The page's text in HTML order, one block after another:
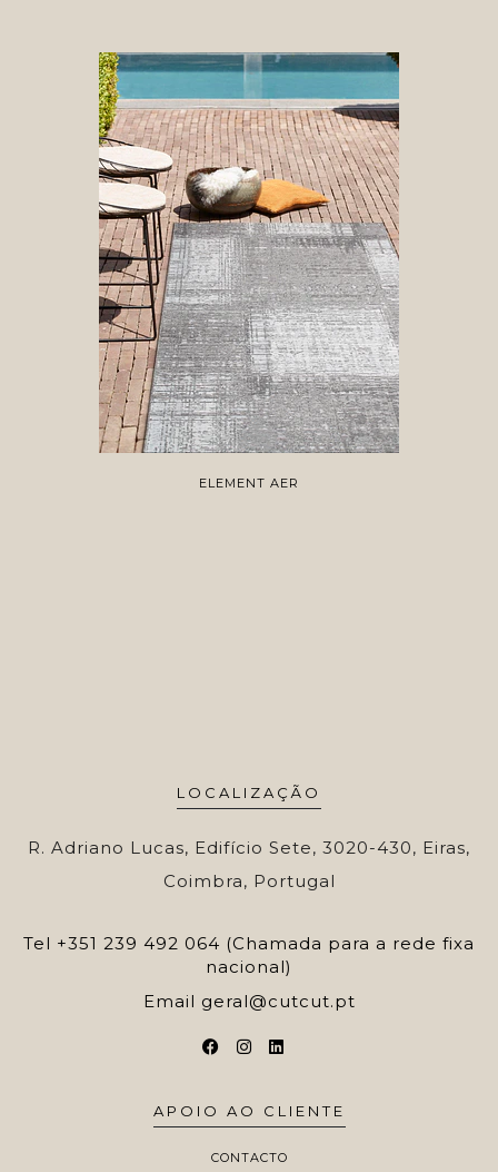
ELEMENT AER
LOCALIZAÇÃO
R. Adriano Lucas, Edifício Sete, 3020-430, Eiras,
Coimbra, Portugal
Tel +351 239 492 064 (Chamada para a rede fixa
nacional)
Email geral@cutcut.pt
APOIO AO CLIENTE
CONTACTO